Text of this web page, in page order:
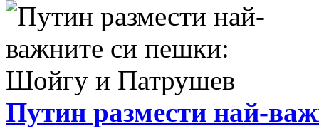
Путин размести най-